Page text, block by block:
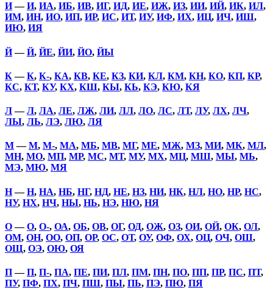
И—И, ИА, ИБ, ИВ, ИГ, ИД, ИЕ, ИЖ, ИЗ, ИИ, ИЙ, ИК, ИЛ,
ИМ, ИН, ИО, ИП, ИР, ИС, ИТ, ИУ, ИФ, ИХ, ИЦ, ИЧ, ИШ,
ИЮ, ИЯ
Й—Й, ЙЕ, ЙИ, ЙО, ЙЫ
К—К, К-, КА, КВ, КЕ, КЗ, КИ, КЛ, КМ, КН, КО, КП, КР,
КС, КТ, КУ, КХ, КШ, КЫ, КЬ, КЭ, КЮ, КЯ
Л—Л, ЛА, ЛЕ, ЛЖ, ЛИ, ЛЛ, ЛО, ЛС, ЛТ, ЛУ, ЛХ, ЛЧ,
ЛЫ, ЛЬ, ЛЭ, ЛЮ, ЛЯ
М—М, М-, МА, МБ, МВ, МГ, МЕ, МЖ, МЗ, МИ, МК, МЛ,
МН, МО, МП, МР, МС, МТ, МУ, МХ, МЦ, МШ, МЫ, МЬ,
МЭ, МЮ, МЯ
Н—Н, НА, НБ, НГ, НД, НЕ, НЗ, НИ, НК, НЛ, НО, НР, НС,
НУ, НХ, НЧ, НЫ, НЬ, НЭ, НЮ, НЯ
О—О, О-, ОА, ОБ, ОВ, ОГ, ОД, ОЖ, ОЗ, ОИ, ОЙ, ОК, ОЛ,
ОМ, ОН, ОО, ОП, ОР, ОС, ОТ, ОУ, ОФ, ОХ, ОЦ, ОЧ, ОШ,
ОЩ, ОЭ, ОЮ, ОЯ
П—П, П-, ПА, ПЕ, ПИ, ПЛ, ПМ, ПН, ПО, ПП, ПР, ПС, ПТ,
ПУ, ПФ, ПХ, ПЧ, ПШ, ПЫ, ПЬ, ПЭ, ПЮ, ПЯ